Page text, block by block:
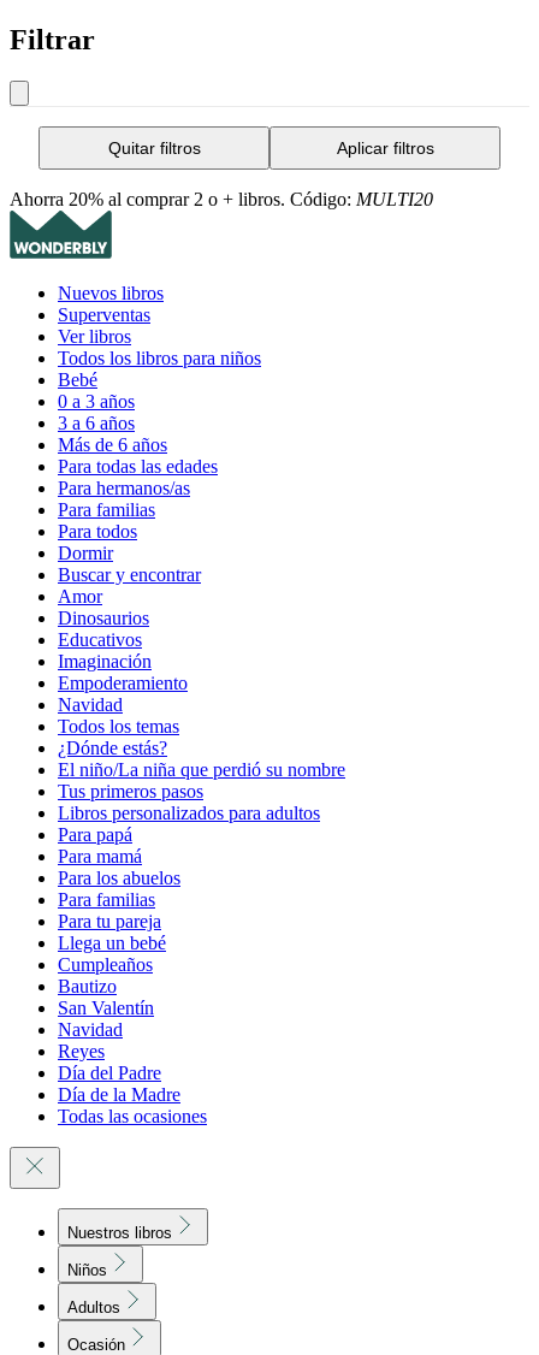
Filtrar
Quitar filtros Aplicar filtros
Ahorra 20% al comprar 2 o + libros. Código: MULTI20
Nuevos libros
Superventas
Ver libros
Todos los libros para niños
Bebé
0 a 3 años
3 a 6 años
Más de 6 años
Para todas las edades
Para hermanos/as
Para familias
Para todos
Dormir
Buscar y encontrar
Amor
Dinosaurios
Educativos
Imaginación
Empoderamiento
Navidad
Todos los temas
¿Dónde estás?
El niño/La niña que perdió su nombre
Tus primeros pasos
Libros personalizados para adultos
Para papá
Para mamá
Para los abuelos
Para familias
Para tu pareja
Llega un bebé
Cumpleaños
Bautizo
San Valentín
Navidad
Reyes
Día del Padre
Día de la Madre
Todas las ocasiones
Nuestros libros
Niños
Adultos
Ocasión